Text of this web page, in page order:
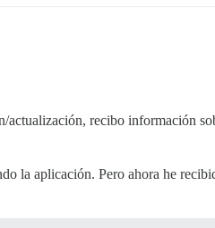
actualización, recibo información
la aplicación. Pero ahora he